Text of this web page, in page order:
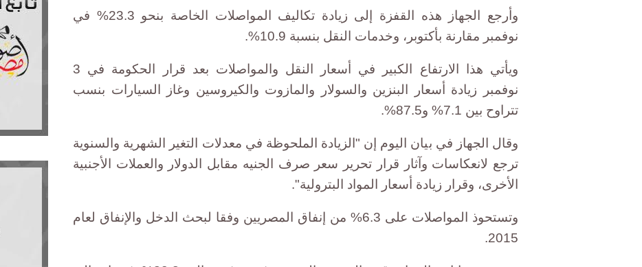
وأرجع الجهاز هذه القفزة إلى زيادة تكاليف المواصلات الخاصة بنحو 23.3% في
نوفمبر مقارنة بأكتوبر، وخدمات النقل بنسبة 10.9%.
ويأتي هذا الارتفاع الكبير في أسعار النقل والمواصلات بعد قرار الحكومة في 3
نوفمبر زيادة أسعار البنزين والسولار والمازوت والكيروسين وغاز السيارات بنسب
تتراوح بين 7.1% و87.5%.
وقال الجهاز في بيان اليوم إن "الزيادة الملحوظة في معدلات التغير الشهرية والسنوية
ترجع لانعكاسات وآثار قرار تحرير سعر صرف الجنيه مقابل الدولار والعملات الأجنبية
الأخرى، وقرار زيادة أسعار المواد البترولية".
وتستحوذ المواصلات على 6.3% من إنفاق المصريين وفقا لبحث الدخل والإنفاق لعام
2015.